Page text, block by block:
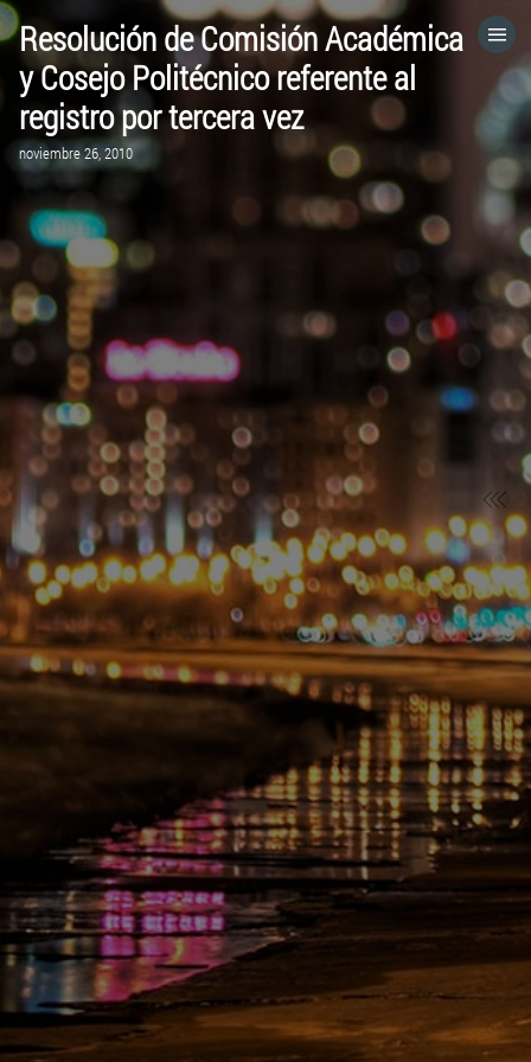
Resolución de Comisión Académica
y Cosejo Politécnico referente al
registro por tercera vez
noviembre 26, 2010
HOME
CATEGORÍAS